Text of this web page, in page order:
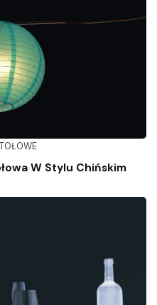
W Stylu Chińskim